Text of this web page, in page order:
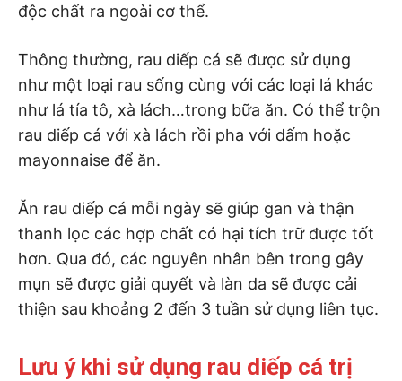
độc chất ra ngoài cơ thể.
Thông thường, rau diếp cá sẽ được sử dụng
như một loại rau sống cùng với các loại lá khác
như lá tía tô, xà lách…trong bữa ăn. Có thể trộn
rau diếp cá với xà lách rồi pha với dấm hoặc
mayonnaise để ăn.
Ăn rau diếp cá mỗi ngày sẽ giúp gan và thận
thanh lọc các hợp chất có hại tích trữ được tốt
hơn. Qua đó, các nguyên nhân bên trong gây
mụn sẽ được giải quyết và làn da sẽ được cải
thiện sau khoảng 2 đến 3 tuần sử dụng liên tục.
Lưu ý khi sử dụng rau diếp cá trị